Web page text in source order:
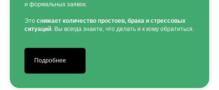
и формальных заявок.
Это снижает количество простоев, брака и стрессовых
ситуаций . Вы всегда знаете, что делать и к кому обратиться.
Подробнее